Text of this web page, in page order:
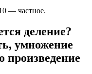
— частное.
деление?
умножение
произведение